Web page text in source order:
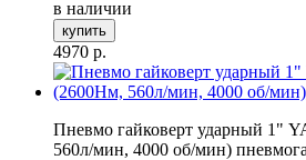
в наличии
купить
4970 р.
Пневмо гайковерт ударный 1"
560л/мин, 4000 об/мин)